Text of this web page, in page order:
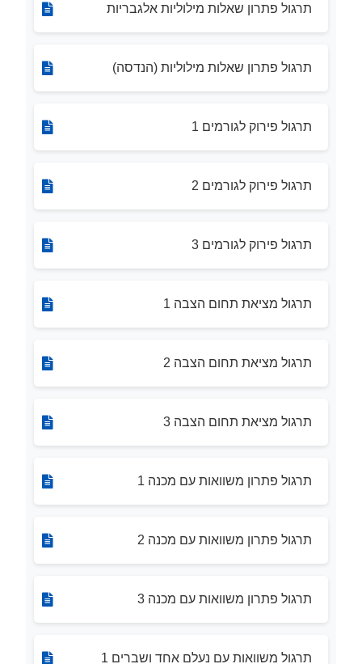
תרגול פתרון שאלות מילוליות אלגבריות
תרגול פתרון שאלות מילוליות (הנדסה)
תרגול פירוק לגורמים 1
תרגול פירוק לגורמים 2
תרגול פירוק לגורמים 3
תרגול מציאת תחום הצבה 1
תרגול מציאת תחום הצבה 2
תרגול מציאת תחום הצבה 3
תרגול פתרון משוואות עם מכנה 1
תרגול פתרון משוואות עם מכנה 2
תרגול פתרון משוואות עם מכנה 3
תרגול משוואות עם נעלם אחד ושברים 1